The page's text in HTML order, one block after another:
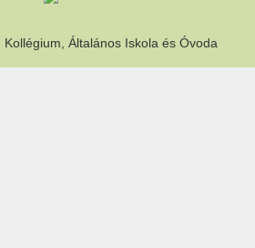
Általános Iskola és Óvoda